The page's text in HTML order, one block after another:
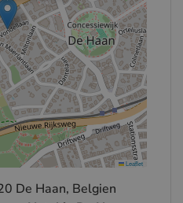
Leaflet
De Haan, Belgien